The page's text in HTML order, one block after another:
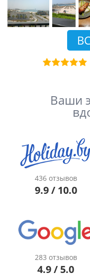
Ваши
436 отзывов
9.9 / 10.0
283 отзывов
4.9 / 5.0